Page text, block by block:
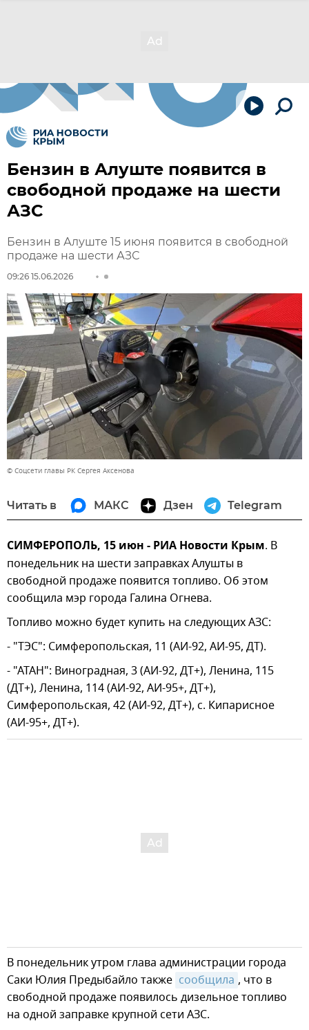
Бензин в Алуште появится в
свободной продаже на шести
АЗС
Бензин в Алуште 15 июня появится в свободной
продаже на шести АЗС
09:26 15.06.2026
© Соцсети главы РК Сергея Аксенова
Читать в МАКС Дзен Telegram
СИМФЕРОПОЛЬ, 15 июн - РИА Новости Крым. В
понедельник на шести заправках Алушты в
свободной продаже появится топливо. Об этом
сообщила мэр города Галина Огнева.
Топливо можно будет купить на следующих АЗС:
- "ТЭС": Симферопольская, 11 (АИ-92, АИ-95, ДТ).
- "АТАН": Виноградная, 3 (АИ-92, ДТ+), Ленина, 115
(ДТ+), Ленина, 114 (АИ-92, АИ-95+, ДТ+),
Симферопольская, 42 (АИ-92, ДТ+), с. Кипарисное
(АИ-95+, ДТ+).
В понедельник утром глава администрации города
Саки Юлия Предыбайло также сообщила , что в
свободной продаже появилось дизельное топливо
на одной заправке крупной сети АЗС.